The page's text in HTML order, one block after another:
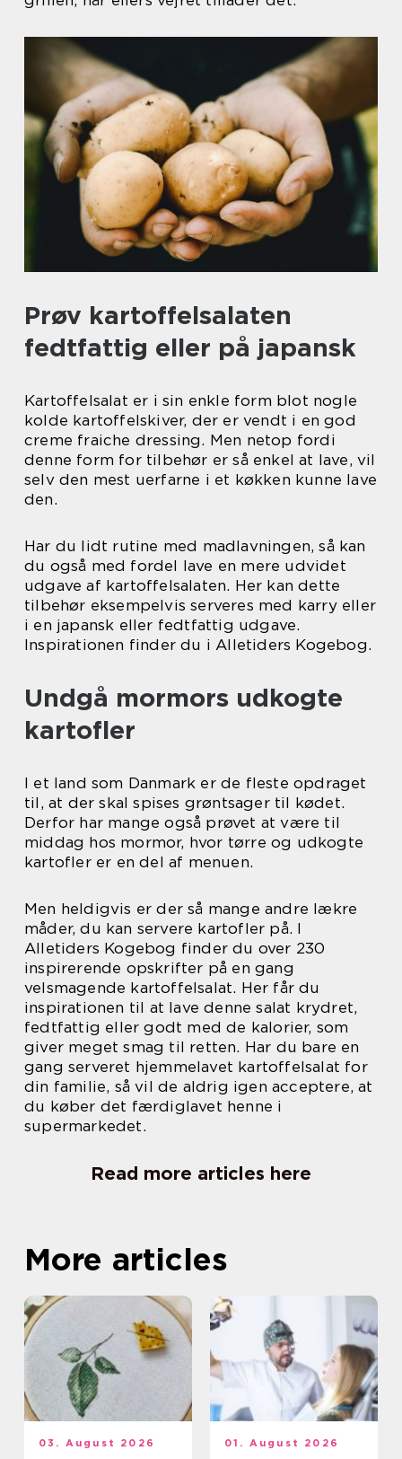
Prøv kartoffelsalaten
fedtfattig eller på japansk
Kartoffelsalat er i sin enkle form blot nogle
kolde kartoffelskiver, der er vendt i en god
creme fraiche dressing. Men netop fordi
denne form for tilbehør er så enkel at lave, vil
selv den mest uerfarne i et køkken kunne lave
den.
Har du lidt rutine med madlavningen, så kan
du også med fordel lave en mere udvidet
udgave af kartoffelsalaten. Her kan dette
tilbehør eksempelvis serveres med karry eller
i en japansk eller fedtfattig udgave.
Inspirationen finder du i Alletiders Kogebog.
Undgå mormors udkogte
kartofler
I et land som Danmark er de fleste opdraget
til, at der skal spises grøntsager til kødet.
Derfor har mange også prøvet at være til
middag hos mormor, hvor tørre og udkogte
kartofler er en del af menuen.
Men heldigvis er der så mange andre lækre
måder, du kan servere kartofler på. I
Alletiders Kogebog finder du over 230
inspirerende opskrifter på en gang
velsmagende kartoffelsalat. Her får du
inspirationen til at lave denne salat krydret,
fedtfattig eller godt med de kalorier, som
giver meget smag til retten. Har du bare en
gang serveret hjemmelavet kartoffelsalat for
din familie, så vil de aldrig igen acceptere, at
du køber det færdiglavet henne i
supermarkedet.
Read more articles here
More articles
03. August 2026 01. August 2026